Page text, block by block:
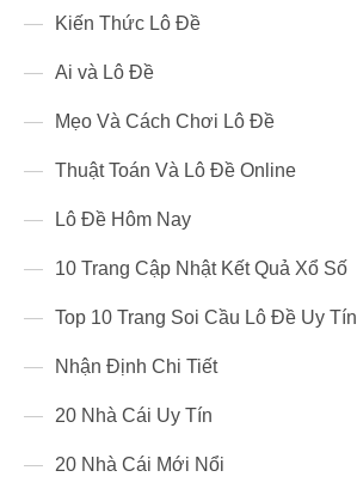
Kiến Thức Lô Đề
Ai và Lô Đề
Mẹo Và Cách Chơi Lô Đề
Thuật Toán Và Lô Đề Online
Lô Đề Hôm Nay
10 Trang Cập Nhật Kết Quả Xổ Số
Top 10 Trang Soi Cầu Lô Đề Uy Tín
Nhận Định Chi Tiết
20 Nhà Cái Uy Tín
20 Nhà Cái Mới Nổi